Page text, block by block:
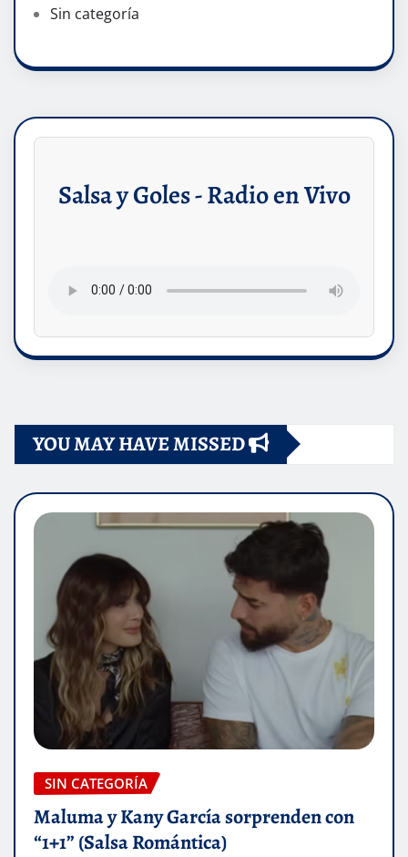
Sin categoría
Salsa y Goles - Radio en Vivo
YOU MAY HAVE MISSED
SIN CATEGORÍA
Maluma y Kany García sorprenden con
“1+1” (Salsa Romántica)